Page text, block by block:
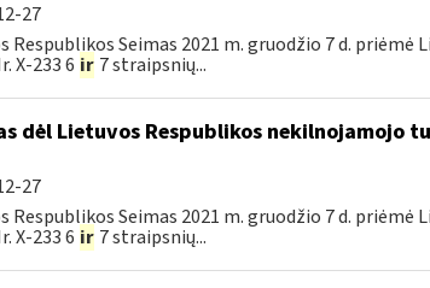
27
Seimas 2021 m. gruodžio 7 d.
X-233 6 ir 7 straipsnių...
dėl Lietuvos Respublikos nekilnojamojo
27
Seimas 2021 m. gruodžio 7 d.
X-233 6 ir 7 straipsnių...